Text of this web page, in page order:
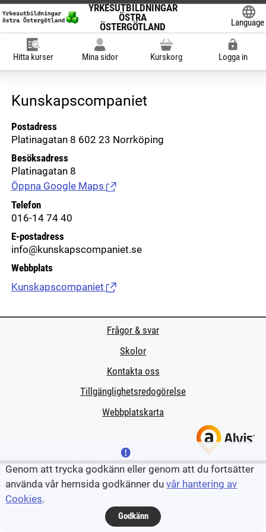
YRKESUTBILDNINGAR
ÖSTRA
ÖSTERGÖTLAND
Language
Hitta kurser Mina sidor Kurskorg Logga in
Kunskapscompaniet
Postadress
Platinagatan 8 602 23 Norrköping
Besöksadress
Platinagatan 8
Öppna Google Maps (Länk till extern sida.)
Telefon
016-14 74 40
E-postadress
info@kunskapscompaniet.se
Webbplats
Kunskapscompaniet (Länk till extern sida.)
Frågor & svar
Skolor
Kontakta oss
Tillgänglighetsredogörelse
Webbplatskarta
Genom att trycka godkänn eller genom att du fortsätter
använda vår hemsida godkänner duvår hantering av
Cookies.
Godkänn